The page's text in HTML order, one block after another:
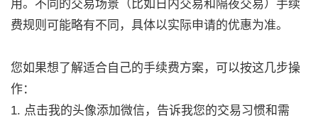
用。不同的交易场景（比如日内交易和隔夜交易）手续
费规则可能略有不同，具体以实际申请的优惠为准。
您如果想了解适合自己的手续费方案，可以按这几步操
作：
1. 点击我的头像添加微信，告诉我您的交易习惯和需